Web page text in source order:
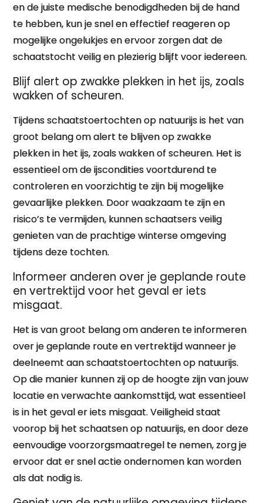
en de juiste medische benodigdheden bij de hand
te hebben, kun je snel en effectief reageren op
mogelijke ongelukjes en ervoor zorgen dat de
schaatstocht veilig en plezierig blijft voor iedereen.
Blijf alert op zwakke plekken in het ijs, zoals
wakken of scheuren.
Tijdens schaatstoertochten op natuurijs is het van
groot belang om alert te blijven op zwakke
plekken in het ijs, zoals wakken of scheuren. Het is
essentieel om de ijscondities voortdurend te
controleren en voorzichtig te zijn bij mogelijke
gevaarlijke plekken. Door waakzaam te zijn en
risico’s te vermijden, kunnen schaatsers veilig
genieten van de prachtige winterse omgeving
tijdens deze tochten.
Informeer anderen over je geplande route
en vertrektijd voor het geval er iets
misgaat.
Het is van groot belang om anderen te informeren
over je geplande route en vertrektijd wanneer je
deelneemt aan schaatstoertochten op natuurijs.
Op die manier kunnen zij op de hoogte zijn van jouw
locatie en verwachte aankomsttijd, wat essentieel
is in het geval er iets misgaat. Veiligheid staat
voorop bij het schaatsen op natuurijs, en door deze
eenvoudige voorzorgsmaatregel te nemen, zorg je
ervoor dat er snel actie ondernomen kan worden
als dat nodig is.